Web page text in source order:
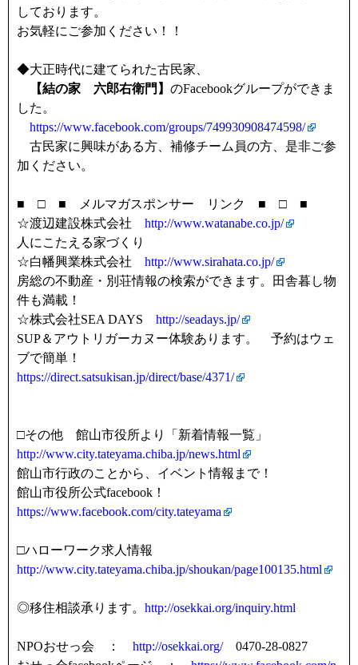
しております。
お気軽にご参加ください！！
◆大正時代に建てられた古民家、
【結の家 六郎右衛門】 のFacebookグループができま
した。
https://www.facebook.com/groups/749930908474598/
古民家に興味がある方、補修チーム員の方、是非ご参
加ください。
■ □ ■ メルマガスポンサー リンク ■ □ ■
☆渡辺建設株式会社 http://www.watanabe.co.jp/
人にこたえる家づくり
☆白幡興業株式会社 http://www.sirahata.co.jp/
房総の不動産・別荘情報の検索ができます。田舎暮し物
件も満載！
☆株式会社SEA DAYS http://seadays.jp/
SUP＆アウトリガーカヌー体験あります。 予約はウェ
ブで簡単！
https://direct.satsukisan.jp/direct/base/4371/
□その他 館山市役所より「新着情報一覧」
http://www.city.tateyama.chiba.jp/news.html
館山市行政のことから、イベント情報まで！
館山市役所公式facebook！
https://www.facebook.com/city.tateyama
□ハローワーク求人情報
http://www.city.tateyama.chiba.jp/shoukan/page100135.html
◎移住相談承ります。 http://osekkai.org/inquiry.html
NPOおせっ会 ： http://osekkai.org/0470-28-0827